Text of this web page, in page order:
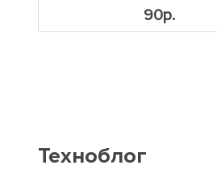
90р.
Техноблог